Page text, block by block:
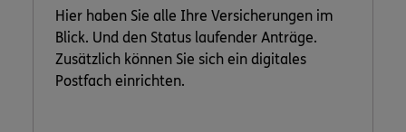
Hier haben Sie alle Ihre Versicherungen im
Blick. Und den Status laufender Anträge.
Zusätzlich können Sie sich ein digitales
Postfach einrichten.